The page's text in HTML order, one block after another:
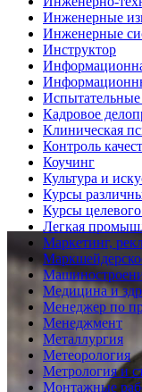
Инженерные
Инженерные
Инструктор
Испытательные
Кадровое
Клиническая
Контроль
Коучинг
Культура и
Курсы
Курсы
Легкая
Маркетинг,
Медицина и
Менеджер по
Менеджмент
Металлургия
Метеорология
Метрология и
Монтажные